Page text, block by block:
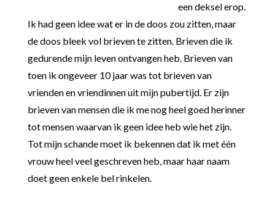
een deksel erop.
Ik had geen idee wat er in de doos zou zitten, maar
de doos bleek vol brieven te zitten. Brieven die ik
gedurende mijn leven ontvangen heb. Brieven van
toen ik ongeveer 10 jaar was tot brieven van
vrienden en vriendinnen uit mijn pubertijd. Er zijn
brieven van mensen die ik me nog heel goed herinner
tot mensen waarvan ik geen idee heb wie het zijn.
Tot mijn schande moet ik bekennen dat ik met één
vrouw heel veel geschreven heb, maar haar naam
doet geen enkele bel rinkelen.